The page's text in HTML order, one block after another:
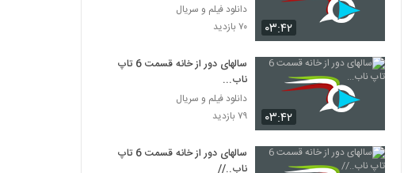
۰۳:۴۲
دانلود فیلم و سریال
۷۰ بازدید
۰۳:۴۲
سالهای دور از خانه قسمت 6 تاپ
ناب...
دانلود فیلم و سریال
۷۹ بازدید
سالهای دور از خانه قسمت 6 تاپ
ناب..//